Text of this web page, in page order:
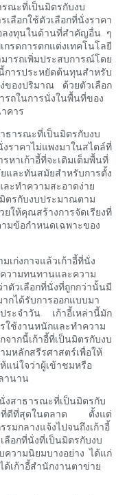
ณะที่เป็นมิตรกับงบ
อกใช้ตัวเลือกที่นั่งราคา
ลงทุนในด้านที่สำคัญอื่น ๆ
ดการตกแต่งเทคโนโลยี
รถเพิ่มประสบการณ์โดย
การประหยัดต้นทุนสำหรับ
ของปริมาณ ด้วยตัวเลือก
ถในการนั่งในพื้นที่ของ
คาร
ธารณะที่เป็นมิตรกับงบ
าคาไม่แพงมาในสไตล์ที่
หาเก้าอี้ที่จะเติมเต็มพื้นที่
ละทันสมัยสำหรับการตั้ง
ะทำความสะอาดง่าย
ตรกับงบประมาณตาม
ให้คุณสร้างการจัดเรียงที่
มข้อกำหนดเฉพาะของ
เก่งกาจแล้วเก้าอี้ที่นั่ง
วามทนทานและความ
วเลือกที่นั่งที่ถูกกว่านั้นมี
กได้รับการออกแบบมา
ระจำวัน เก้าอี้เหล่านี้มัก
ใช้งานหนักและทำความ
นี้เก้าอี้ที่เป็นมิตรกับงบ
หลักสรีรศาสตร์เพื่อให้
แน่ใจว่าผู้เข้าชมหรือ
านาน
งสาธารณะที่เป็นมิตรกับ
งที่ดีที่สุดในตลาด ตั้งแต่
มกลางแจ้งไปจนถึงเก้าอี้
อกที่นั่งที่เป็นมิตรกับงบ
ความนิยมบางอย่าง ได้แก่
ด้เก้าอี้สำนักงานตาข่าย